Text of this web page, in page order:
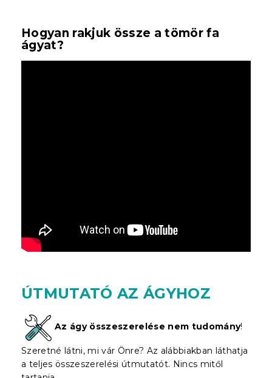
Hogyan rakjuk össze a tömör fa
ágyat?
ÚTMUTATÓ AZ ÁGYHOZ
Az ágy összeszerelése nem tudomány!
Szeretné látni, mi vár Önre? Az alábbiakban láthatja
a teljes összeszerelési útmutatót. Nincs mitől